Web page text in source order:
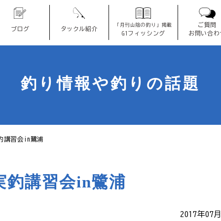
ブログ タックル紹介
「月刊山陰の釣り」掲載
G1フィッシング
ご質問
お問い合わ
釣り情報や釣りの話題
講習会in鷺浦
釣講習会in鷺浦
2017年07